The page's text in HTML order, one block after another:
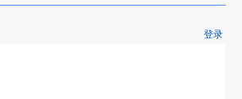
登录